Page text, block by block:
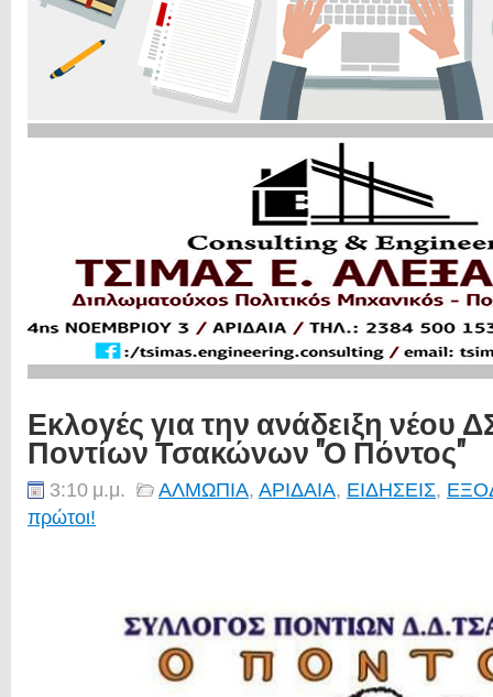
Εκλογές για την ανάδειξη νέου
Ποντίων Τσακώνων "Ο Πόντος"
3:10 μ.μ. ΑΛΜΩΠΙΑ, ΑΡΙΔΑΙΑ, ΕΙΔΗΣΕΙΣ,
πρώτοι!